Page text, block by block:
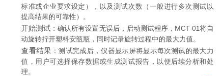
标准或企业要求设定），以及测试次数（一般进行多次测试以
提高结果的可靠性）。
开始测试 ：确认所有设置无误后，启动测试程序，MCT-01将自
动旋转拧开塑料安瓿瓶，同时记录旋转过程中的最大力值。
查看结果 ：测试完成后，仪器显示屏将显示每次测试的最大力
值，用户可选择保存数据或生成测试报告，以便后续分析和处
理。